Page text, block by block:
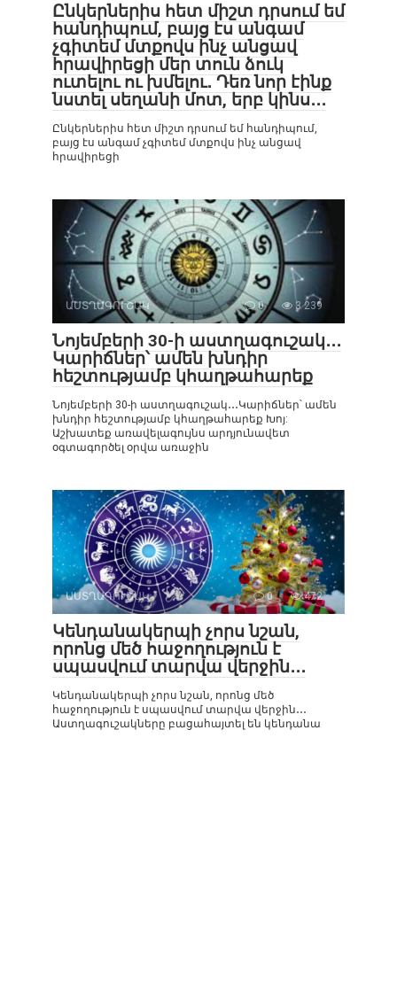
Ընկերներիս հետ միշտ դրսում եմ
հանդիպում, բայց էս անգամ
չգիտեմ մտքովս ինչ անցավ
հրավիրեցի մեր տուն ձուկ
ուտելու ու խմելու․ Դեռ նոր էինք
նստել սեղանի մոտ, երբ կինս․․․
Ընկերներիս հետ միշտ դրսում եմ հանդիպում,
բայց էս անգամ չգիտեմ մտքովս ինչ անցավ
հրավիրեցի
ԱՍՏՂԱԳՈՒՇԱԿ 0 3 239
Նոյեմբերի 30-ի աստղագուշակ․․․
Կարիճներ՝ ամեն խնդիր
հեշտությամբ կհաղթահարեք
Նոյեմբերի 30-ի աստղագուշակ․․․Կարիճներ՝ ամեն
խնդիր հեշտությամբ կհաղթահարեք Խոյ:
Աշխատեք առավելագույնս արդյունավետ
օգտագործել օրվա առաջին
ԱՍՏՂԱԳՈՒՇԱԿ 0 472
Կենդանակերպի չորս նշան,
որոնց մեծ հաջողություն է
սպասվում տարվա վերջին․․․
Կենդանակերպի չորս նշան, որոնց մեծ
հաջողություն է սպասվում տարվա վերջին․․․
Աստղագուշակները բացահայտել են կենդանա